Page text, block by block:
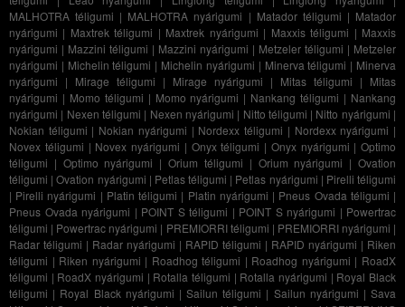
MALHOTRA téligumi | MALHOTRA nyárigumi | Matador téligumi | Matador
nyárigumi | Maxtrek téligumi | Maxtrek nyárigumi | Maxxis téligumi | Maxxis
nyárigumi | Mazzini téligumi | Mazzini nyárigumi | Metzeler téligumi | Metzeler
nyárigumi | Michelin téligumi | Michelin nyárigumi | Minerva téligumi | Minerva
nyárigumi | Mirage téligumi | Mirage nyárigumi | Mitas téligumi | Mitas
nyárigumi | Momo téligumi | Momo nyárigumi | Nankang téligumi | Nankang
nyárigumi | Nexen téligumi | Nexen nyárigumi | Nitto téligumi | Nitto nyárigumi |
Nokian téligumi | Nokian nyárigumi | Nordexx téligumi | Nordexx nyárigumi |
Novex téligumi | Novex nyárigumi | Onyx téligumi | Onyx nyárigumi | Optimo
téligumi | Optimo nyárigumi |Orium téligumi | Orium nyárigumi |Ovation
téligumi |Ovation nyárigumi | Petlas téligumi | Petlas nyárigumi | Pirelli téligumi
| Pirelli nyárigumi | Platin téligumi | Platin nyárigumi | Pneus Ovada téligumi |
Pneus Ovada nyárigumi | POINT S téligumi | POINT S nyárigumi | Powertrac
téligumi | Powertrac nyárigumi | PREMIORRI téligumi | PREMIORRI nyárigumi |
Radar téligumi | Radar nyárigumi | RAPID téligumi | RAPID nyárigumi | Riken
téligumi | Riken nyárigumi | Roadhog téligumi | Roadhog nyárigumi | RoadX
téligumi | RoadX nyárigumi | Rotalla téligumi | Rotalla nyárigumi | Royal Black
téligumi | Royal Black nyárigumi |Sailun téligumi | Sailun nyárigumi |Sava